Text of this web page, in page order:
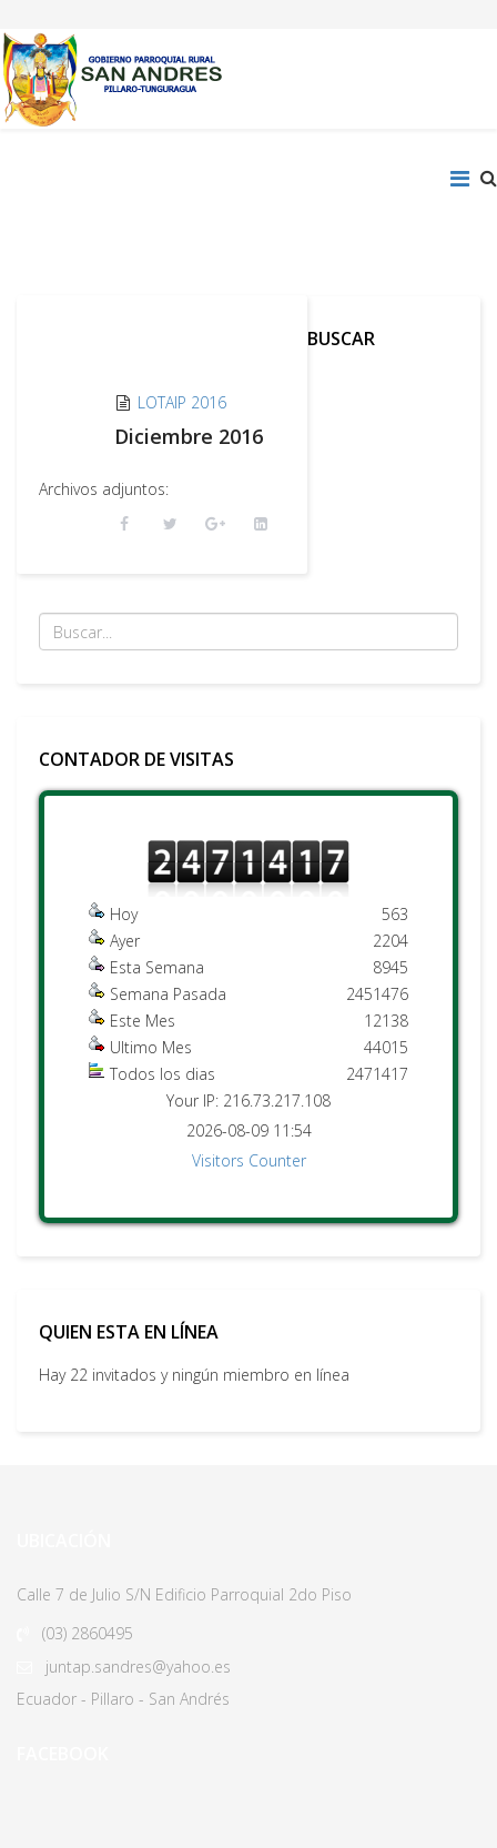
LOTAIP 2016
Diciembre 2016
Archivos adjuntos:
BUSCAR
CONTADOR DE VISITAS
Hoy
Ayer
Esta Semana
Semana Pasada
Este Mes
Ultimo Mes
Todos los dias
563
2204
8945
2451476
12138
44015
2471417
Your IP: 216.73.217.108
2026-08-09 11:54
Visitors Counter
QUIEN ESTA EN LÍNEA
Hay 22 invitados y ningún miembro en línea
Calle 7 de Julio S/N Edificio Parroquial 2do Piso
(03) 2860495
juntap.sandres@yahoo.es
Ecuador - Pillaro - San Andrés